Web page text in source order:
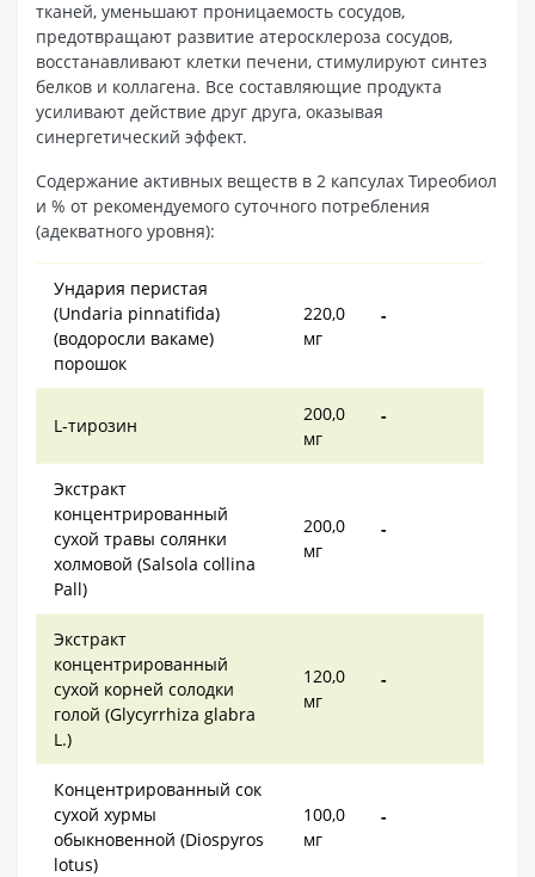
тканей, уменьшают проницаемость сосудов,
предотвращают развитие атеросклероза сосудов,
восстанавливают клетки печени, стимулируют синтез
белков и коллагена. Все составляющие продукта
усиливают действие друг друга, оказывая
синергетический эффект.
Содержание активных веществ в 2 капсулах Тиреобиол
и % от рекомендуемого суточного потребления
(адекватного уровня):
Ундария перистая
(Undaria pinnatifida)
(водоросли вакаме)
порошок
220,0
мг
-
L-тирозин
200,0
мг
-
Экстракт
концентрированный
сухой травы солянки
холмовой (Salsola collina
Pall)
200,0
мг
-
Экстракт
концентрированный
сухой корней солодки
голой (Glycyrrhiza glabra
L.)
120,0
мг
-
Концентрированный сок
сухой хурмы
обыкновенной (Diospyros
lotus)
100,0
мг
-